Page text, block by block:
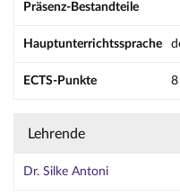
Präsenz-Bestandteile
Hauptunterrichtssprache
ECTS-Punkte 8
Lehrende
Dr. Silke Antoni